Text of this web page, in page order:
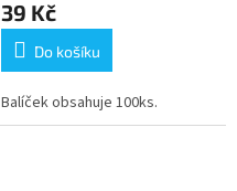
39 Kč
Do košíku
Balíček obsahuje 100ks.